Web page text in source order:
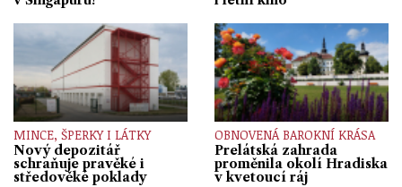
MINCE, ŠPERKY I LÁTKY
Nový depozitář
schraňuje pravěké i
středověké poklady
OBNOVENÁ BAROKNÍ KRÁSA
Prelátská zahrada
proměnila okolí Hradiska
v kvetoucí ráj